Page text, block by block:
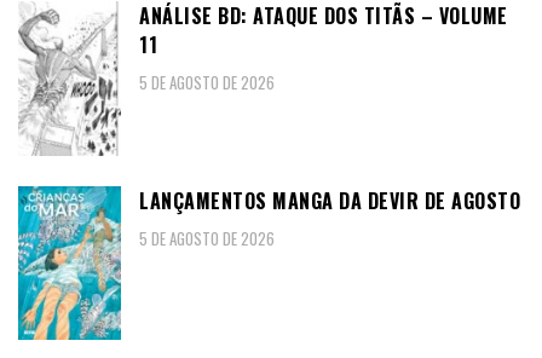
ANÁLISE BD: ATAQUE DOS TITÃS – VOLUME
11
5 DE AGOSTO DE 2026
LANÇAMENTOS MANGA DA DEVIR DE AGOSTO
5 DE AGOSTO DE 2026